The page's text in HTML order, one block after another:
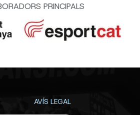
PRINCIPALS
AVÍS LEGAL